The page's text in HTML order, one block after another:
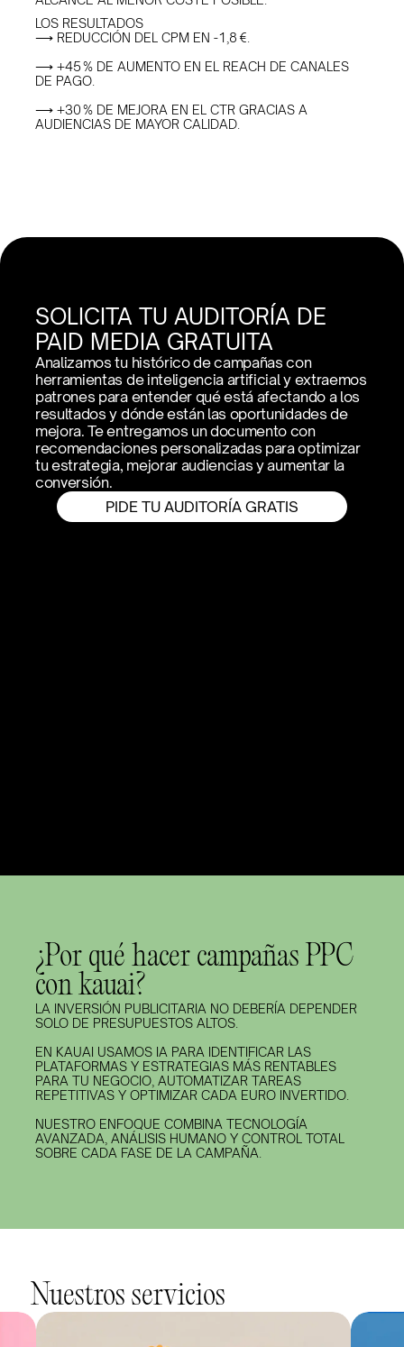
LOS RESULTADOS
⟶ REDUCCIÓN DEL CPM EN -1,8 €.
⟶ +45 % DE AUMENTO EN EL REACH DE CANALES
DE PAGO.
⟶ +30 % DE MEJORA EN EL CTR GRACIAS A
AUDIENCIAS DE MAYOR CALIDAD.
SOLICITA TU AUDITORÍA DE
PAID MEDIA GRATUITA
Analizamos tu histórico de campañas con
herramientas de inteligencia artificial y extraemos
patrones para entender qué está afectando a los
resultados y dónde están las oportunidades de
mejora. Te entregamos un documento con
recomendaciones personalizadas para optimizar
tu estrategia, mejorar audiencias y aumentar la
conversión.
PIDE TU AUDITORÍA GRATIS
¿Por qué hacer campañas PPC
con kauai?
LA INVERSIÓN PUBLICITARIA NO DEBERÍA DEPENDER
SOLO DE PRESUPUESTOS ALTOS.
EN KAUAI USAMOS IA PARA IDENTIFICAR LAS
PLATAFORMAS Y ESTRATEGIAS MÁS RENTABLES
PARA TU NEGOCIO, AUTOMATIZAR TAREAS
REPETITIVAS Y OPTIMIZAR CADA EURO INVERTIDO.
NUESTRO ENFOQUE COMBINA TECNOLOGÍA
AVANZADA, ANÁLISIS HUMANO Y CONTROL TOTAL
SOBRE CADA FASE DE LA CAMPAÑA.
Nuestros servicios